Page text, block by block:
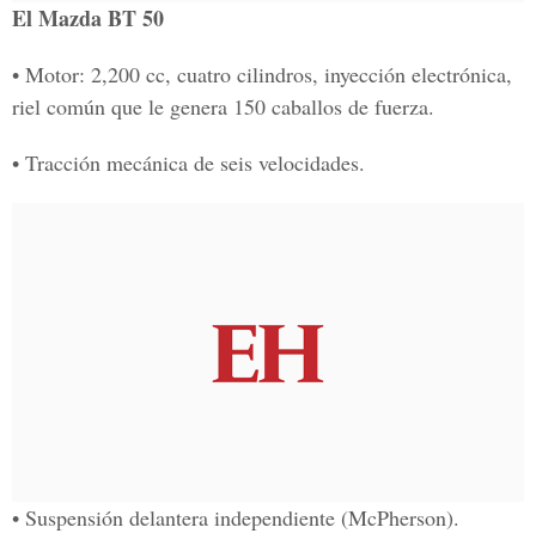
El Mazda BT 50
• Motor: 2,200 cc, cuatro cilindros, inyección electrónica,
riel común que le genera 150 caballos de fuerza.
• Tracción mecánica de seis velocidades.
• Suspensión delantera independiente (McPherson).